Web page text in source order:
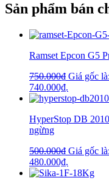
Sản phẩm bán
Ramset Epcon G5
750.000₫ Giá gốc
740.000₫.
HyperStop DB
ngừng
500.000₫ Giá gốc
480.000₫.